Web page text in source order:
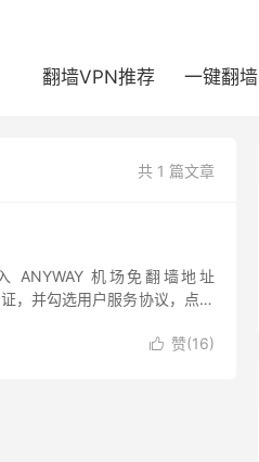
翻墙VPN推荐 一键翻墙
共 1 篇文章
ANYWAY 机场免翻墙地址
，并勾选用户服务协议，点击
 赞(16)